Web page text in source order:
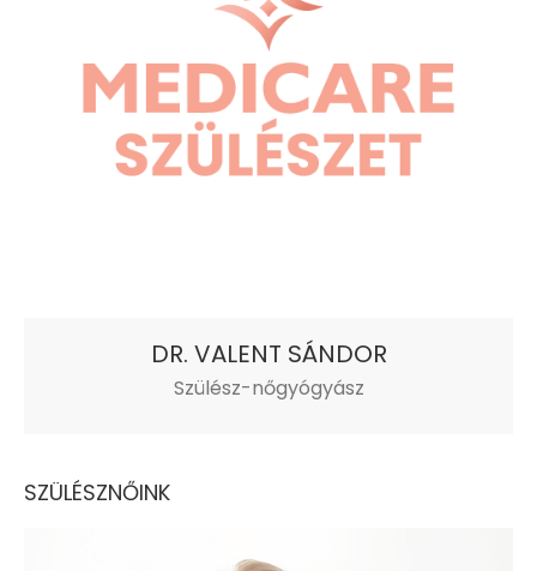
DR. VALENT SÁNDOR
Szülész-nőgyógyász
SZÜLÉSZNŐINK